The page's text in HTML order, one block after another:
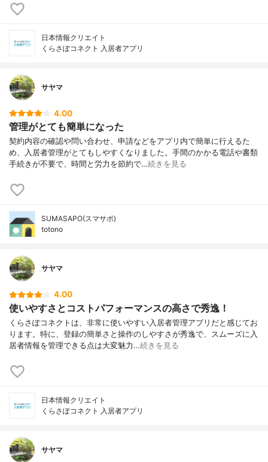
日本情報クリエイト
くらさぽコネクト 入居者アプリ
サヤマ
4.00
管理がとても簡単になった
契約内容の確認や問い合わせ、申請などをアプリ内で簡単に行えるた
め、入居者管理がとてもしやすくなりました。手間のかかる電話や書類
手続きが不要で、時間と労力を節約で…続きを見る
SUMASAPO(スマサポ)
totono
サヤマ
4.00
使いやすさとコストパフォーマンスの高さで秀逸！
くらさぽコネクトは、非常に使いやすい入居者管理アプリだと感じてお
ります。特に、登録の簡単さと操作のしやすさが秀逸で、スムーズに入
居者情報を管理できる点は大変魅力…続きを見る
日本情報クリエイト
くらさぽコネクト 入居者アプリ
サヤマ